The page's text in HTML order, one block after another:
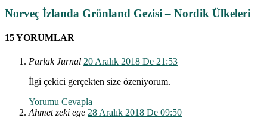
Norveç İzlanda Grönland Gezisi – Nordik Ülkeleri
15 YORUMLAR
Parlak Jurnal 20 Aralık 2018 De 21:53
İlgi çekici gerçekten size özeniyorum.
Yorumu Cevapla
Ahmet zeki ege 28 Aralık 2018 De 09:50